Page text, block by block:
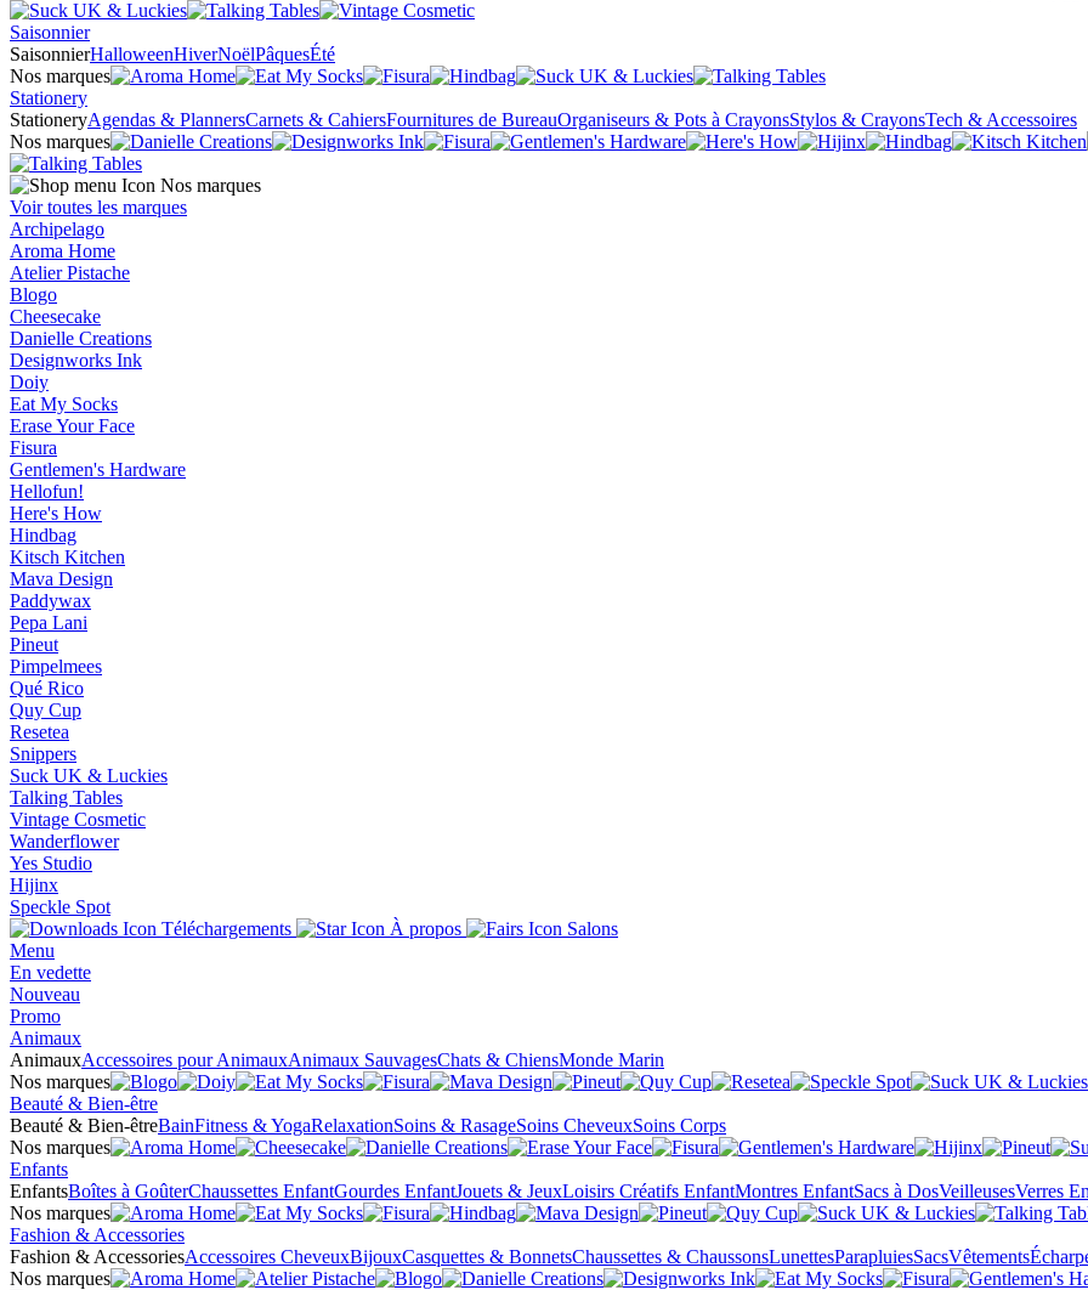
Saisonnier
SaisonnierHalloweenHiverNoëlPâquesÉté
Nos marques
Stationery
StationeryAgendas & PlannersCarnets & CahiersFournitures de BureauOrganiseurs & Pots à CrayonsStylos & CrayonsTech & Accessoires
Nos marques
Nos marques
Voir toutes les marques
Archipelago
Aroma Home
Atelier Pistache
Blogo
Cheesecake
Danielle Creations
Designworks Ink
Doiy
Eat My Socks
Erase Your Face
Fisura
Gentlemen's Hardware
Hellofun!
Here's How
Hindbag
Kitsch Kitchen
Mava Design
Paddywax
Pepa Lani
Pineut
Pimpelmees
Qué Rico
Quy Cup
Resetea
Snippers
Suck UK & Luckies
Talking Tables
Vintage Cosmetic
Wanderflower
Yes Studio
Hijinx
Speckle Spot
Téléchargements
À propos
Salons
Menu
En vedette
Nouveau
Promo
Animaux
AnimauxAccessoires pour AnimauxAnimaux SauvagesChats & ChiensMonde Marin
Nos marques
Beauté & Bien-être
Beauté & Bien-êtreBainFitness & YogaRelaxationSoins & RasageSoins CheveuxSoins Corps
Nos marques
Enfants
EnfantsBoîtes à GoûterChaussettes EnfantGourdes EnfantJouets & JeuxLoisirs Créatifs EnfantMontres EnfantSacs à DosVeilleusesVerres
Nos marques
Fashion & Accessories
Fashion & AccessoriesAccessoires CheveuxBijouxCasquettes & BonnetsChaussettes & ChaussonsLunettesParapluiesSacsVêtements
Nos marques